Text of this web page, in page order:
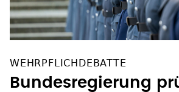
WEHRPFLICHDEBATTE
Bundesregierung